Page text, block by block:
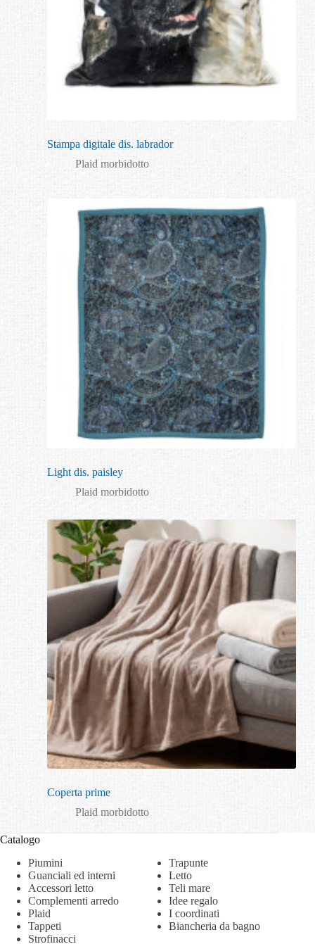
Stampa digitale dis. labrador
Plaid morbidotto
Light dis. paisley
Plaid morbidotto
Coperta prime
Plaid morbidotto
Catalogo
Piumini
Trapunte
Guanciali ed interni
Letto
Accessori letto
Teli mare
Complementi arredo
Idee regalo
Plaid
I coordinati
Tappeti
Biancheria da bagno
Strofinacci